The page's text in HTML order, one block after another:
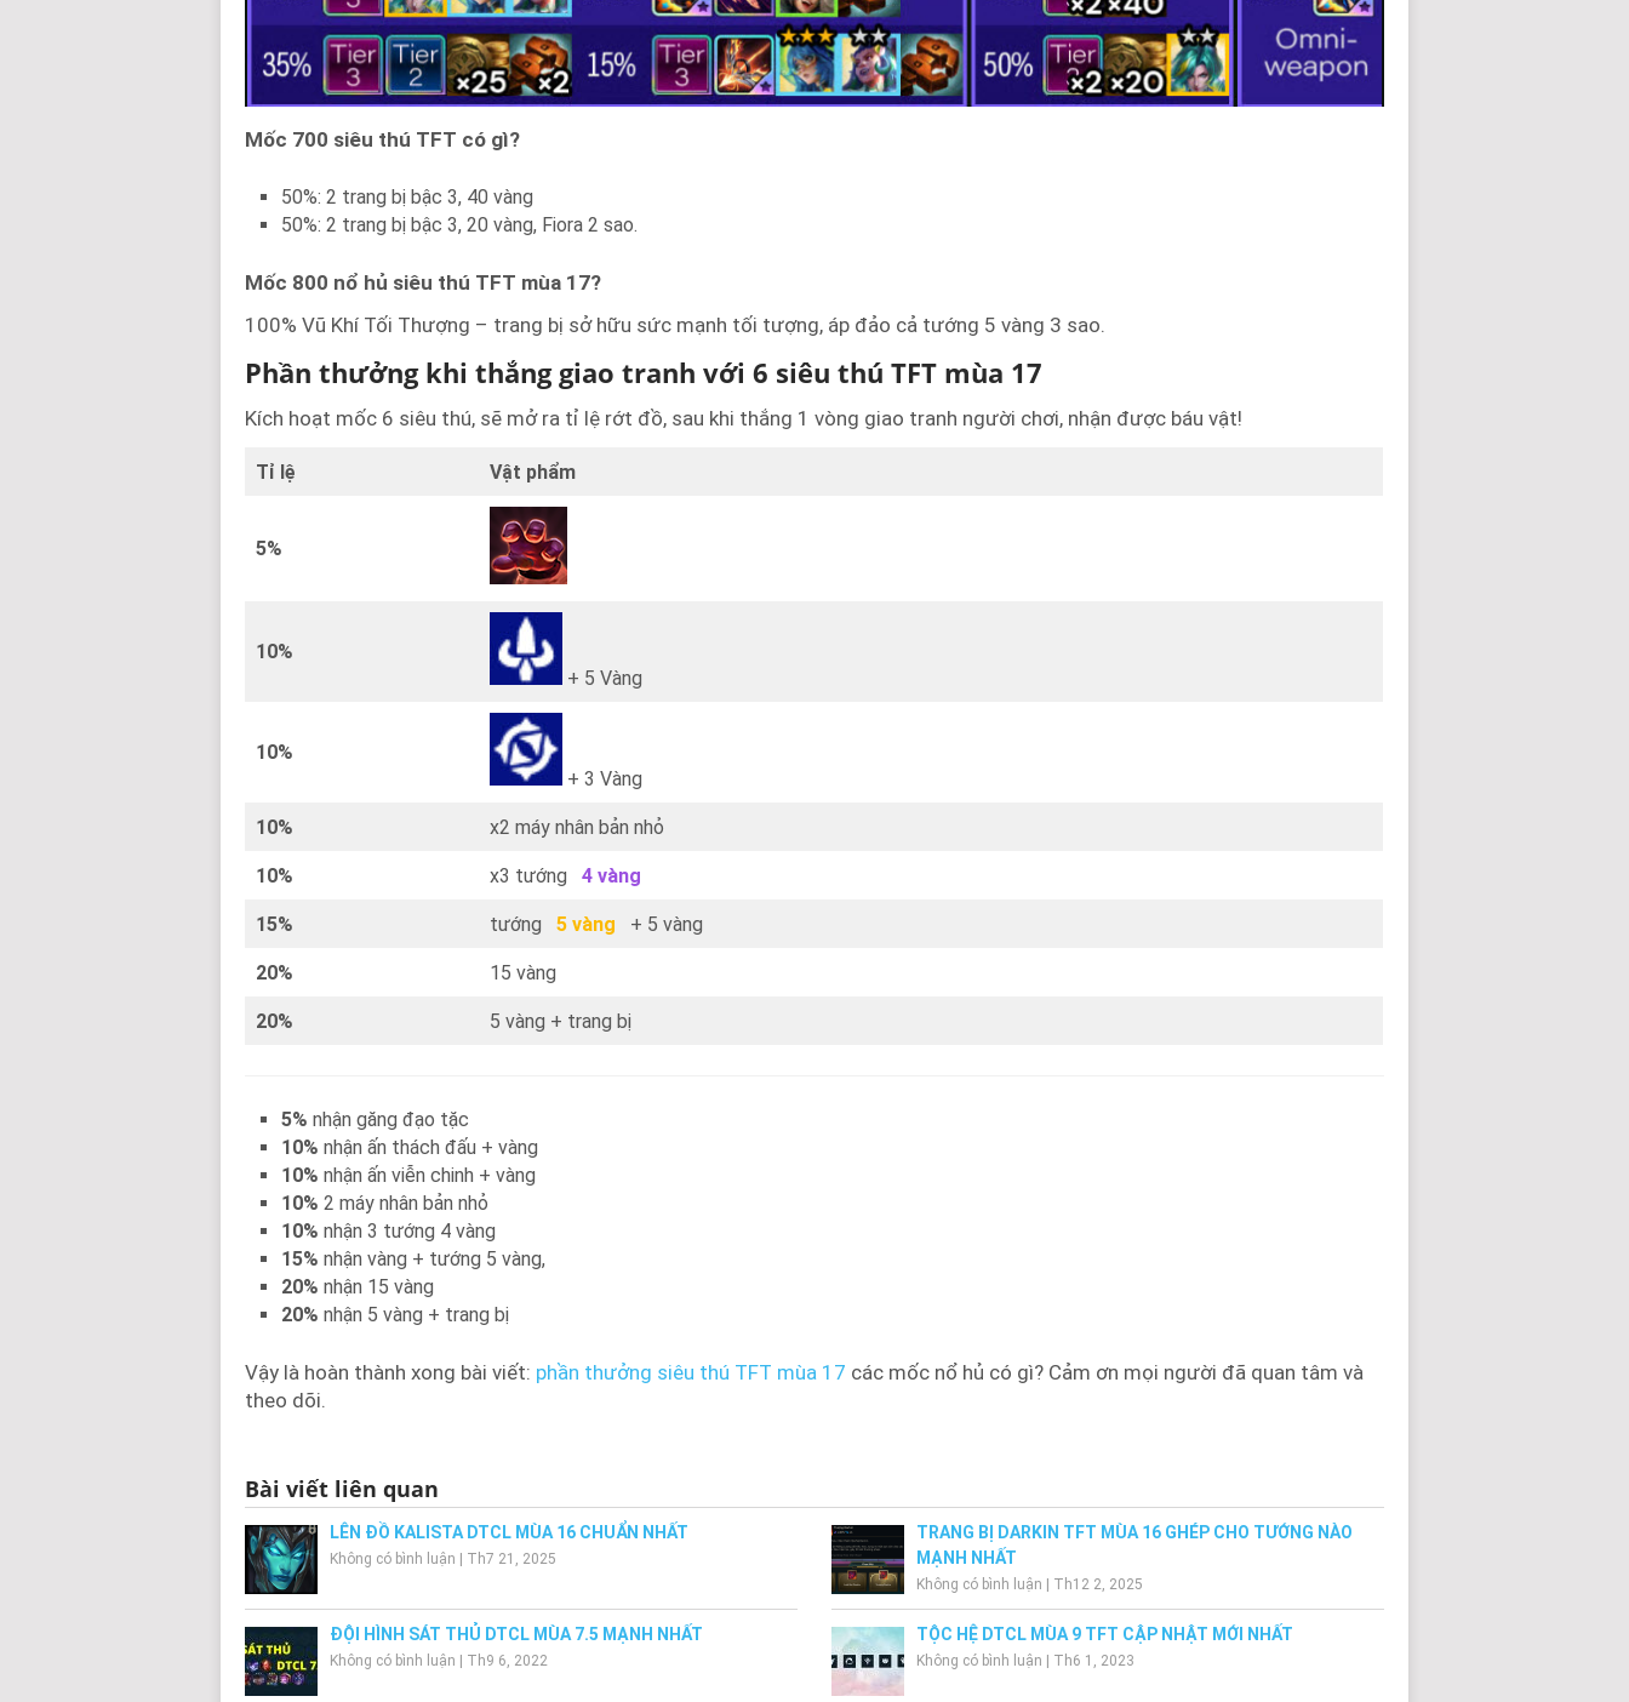
Mốc 700 siêu thú TFT có gì?
50%: 2 trang bị bậc 3, 40 vàng
50%: 2 trang bị bậc 3, 20 vàng, Fiora 2 sao.
Mốc 800 nổ hủ siêu thú TFT mùa 17?
100% Vũ Khí Tối Thượng – trang bị sở hữu sức mạnh tối tượng, áp đảo cả tướng 5 vàng 3 sao.
Phần thưởng khi thắng giao tranh với 6 siêu thú TFT mùa 17
Kích hoạt mốc 6 siêu thú, sẽ mở ra tỉ lệ rớt đồ, sau khi thắng 1 vòng giao tranh người chơi, nhận được báu vật!
Tỉ lệ Vật phẩm
5%
10%
+ 5 Vàng
10%
+ 3 Vàng
10% x2 máy nhân bản nhỏ
10% x3 tướng 4 vàng
15% tướng 5 vàng + 5 vàng
20% 15 vàng
20% 5 vàng + trang bị
5% nhận găng đạo tặc
10% nhận ấn thách đấu + vàng
10% nhận ấn viễn chinh + vàng
10% 2 máy nhân bản nhỏ
10% nhận 3 tướng 4 vàng
15% nhận vàng + tướng 5 vàng,
20% nhận 15 vàng
20% nhận 5 vàng + trang bị
Vậy là hoàn thành xong bài viết: phần thưởng siêu thú TFT mùa 17 các mốc nổ hủ có gì? Cảm ơn mọi người đã quan tâm và
theo dõi.
Bài viết liên quan
LÊN ĐỒ KALISTA DTCL MÙA 16 CHUẨN NHẤT
Không có bình luận Th7 21, 2025
TRANG BỊ DARKIN TFT MÙA 16 GHÉP CHO TƯỚNG NÀO
MẠNH NHẤT
Không có bình luận Th12 2, 2025
ĐỘI HÌNH SÁT THỦ DTCL MÙA 7.5 MẠNH NHẤT
Không có bình luận Th9 6, 2022
TỘC HỆ DTCL MÙA 9 TFT CẬP NHẬT MỚI NHẤT
Không có bình luận Th6 1, 2023